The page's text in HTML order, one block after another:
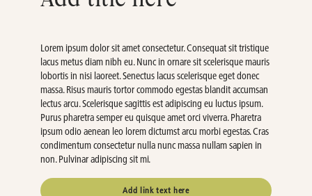
Lorem ipsum dolor sit amet consectetur. Consequat sit tristique
lacus metus diam nibh eu. Nunc in ornare sit scelerisque mauris
lobortis in nisi laoreet. Senectus lacus scelerisque eget donec
massa. Risus mauris tortor commodo egestas blandit accumsan
lectus arcu. Scelerisque sagittis est adipiscing eu luctus ipsum.
Purus pharetra semper eu quisque amet orci viverra. Pharetra
ipsum odio aenean leo lorem dictumst arcu morbi egestas. Cras
condimentum consectetur nulla nunc massa nullam sapien in
non. Pulvinar adipiscing sit mi.
Add link text here